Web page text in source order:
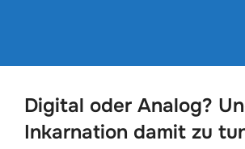
Digital oder Analog?
Inkarnation damit zu